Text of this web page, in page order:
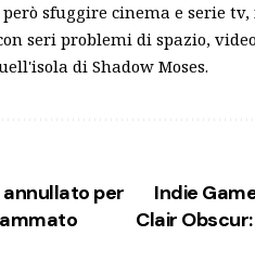
sfuggire cinema e serie
seri problemi di spazio,
di Shadow Moses.
annullato per
Indie
Clair